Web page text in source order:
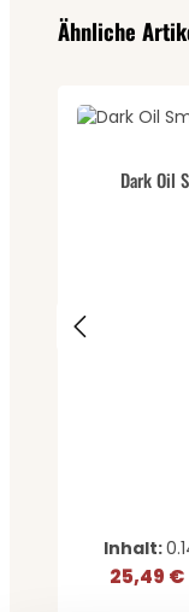
Produktgalerie
Ähnliche
Dark Oil
Inhalt:
25,49 €